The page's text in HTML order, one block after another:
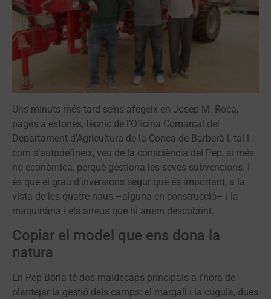
Uns minuts més tard se’ns afegeix en Josep M. Roca,
pagès a estones, tècnic de l’Oficina Comarcal del
Departament d’Agricultura de la Conca de Barberà i, tal i
com s’autodefineix, veu de la consciència del Pep, si més
no econòmica, perquè gestiona les seves subvencions. I
és que el grau d’inversions segur que és important, a la
vista de les quatre naus –alguna en construcció– i la
maquinària i els arreus que hi anem descobrint.
Copiar el model que ens dona la
natura
En Pep Bòria té dos maldecaps principals a l’hora de
plantejar la gestió dels camps: el margall i la cugula, dues